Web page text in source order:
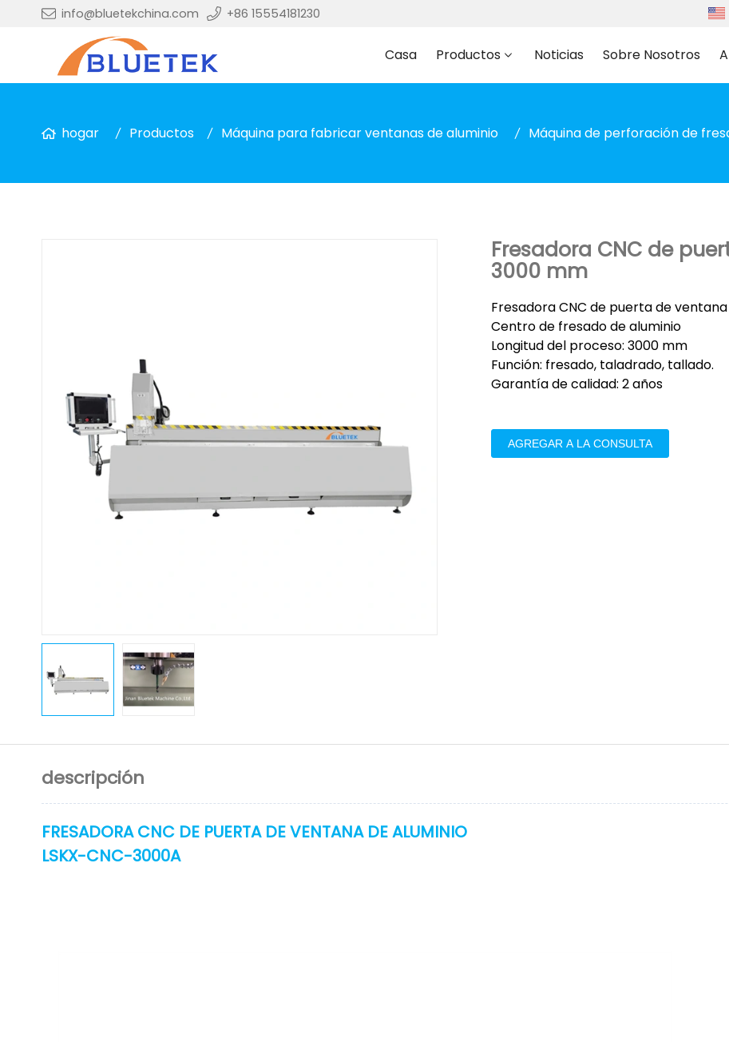
info@bluetekchina.com +86 15554181230
Casa Productos Noticias Sobre Nosotros
hogar Productos Máquina para fabricar ventanas de aluminio Máquina de perforación de
Fresadora CNC de
3000 mm
Fresadora CNC de puerta de
Centro de fresado de aluminio
Longitud del proceso: 3000 mm
Función: fresado, taladrado, tallado.
Garantía de calidad: 2 años
AGREGAR A LA CONSULTA
descripción
FRESADORA CNC DE PUERTA DE VENTANA DE ALUMINIO
LSKX-CNC-3000A